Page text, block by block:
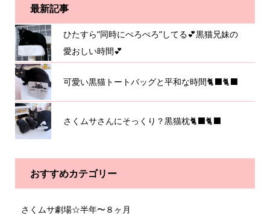
最新記事
ひたすら”同時にぺろぺろ”してる💕黒猫兄妹の
愛おしい時間💕
可愛い黒猫トートバッグと平和な時間🐈‍⬛🐈‍⬛
さくムサさんにそっくり？黒猫枕🐈‍⬛🐈‍⬛
おすすめカテゴリー
さくムサ劇場☆半年〜８ヶ月